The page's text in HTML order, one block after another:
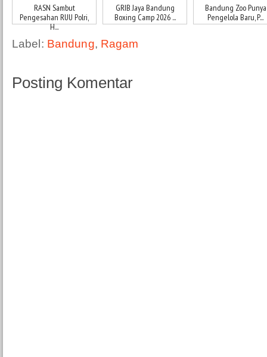
RASN Sambut
Pengesahan RUU Polri,
H...
GRIB Jaya Bandung
Boxing Camp 2026 ...
Bandung Zoo Punya
Pengelola Baru, P...
Label: Bandung, Ragam
Posting Komentar